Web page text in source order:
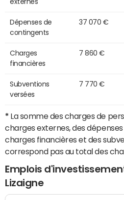
externes
Dépenses de
contingents
37 070 €
Charges
financières
7 860 €
Subventions
versées
7 770 €
* La somme des charges de
charges externes, des
charges financières et des
correspond pas au total des
Emplois
Lizaigne